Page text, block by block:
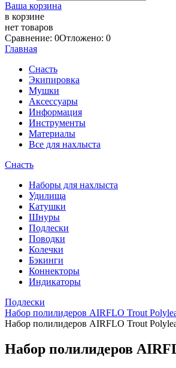
Ваша корзина
в корзине
нет товаров
Сравнение: 0Отложено: 0
Главная
Снасть
Экипировка
Мушки
Аксессуары
Информация
Инструменты
Материалы
Все для нахлыста
Снасть
Наборы для нахлыста
Удилища
Катушки
Шнуры
Подлески
Поводки
Колечки
Бэкинги
Коннекторы
Индикаторы
Подлески
Набор полилидеров AIRFLO Trout
Набор полилидеров AIRFLO Trout
Набор полилидеров